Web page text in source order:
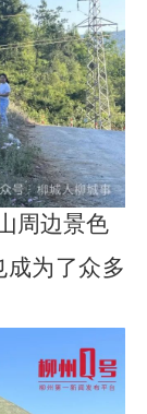
周边景色
为了众多